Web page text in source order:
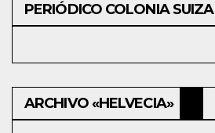
PERIÓDICO COLONIA SUIZA
ARCHIVO «HELVECIA»